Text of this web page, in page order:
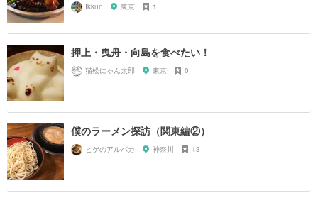
Ikkun 東京 1
押上・曳舟・向島を食べたい！
猫松にゃん太郎 東京 0
僕のラーメン探訪（関東編②）
ヒゲのアルパカ 神奈川 13